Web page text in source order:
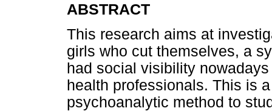
ABSTRACT
This research aims at
girls who cut themselves, a
had social visibility
health professionals. This is
psychoanalytic method to